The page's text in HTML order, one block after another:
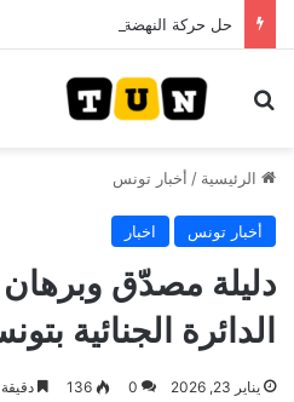
بحث عن
الرئيسية / أخبار تونس
أخبار تونس اخبار
دليلة مصدّق
الدائرة الجنائية
يناير 23, 2026 0
136